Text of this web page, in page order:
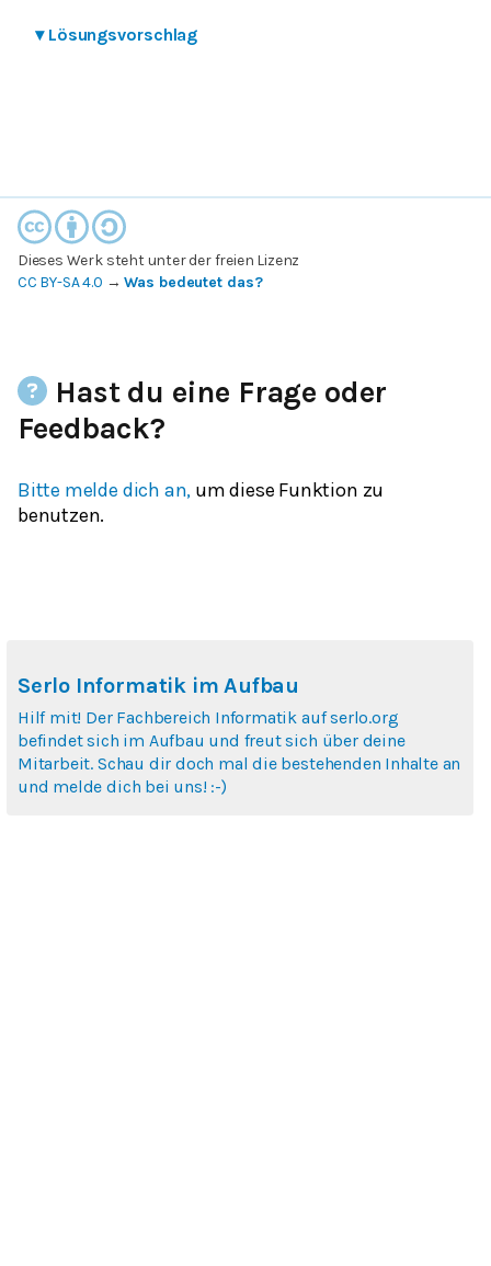
▾ Lösungsvorschlag
Dieses Werk steht unter der freien Lizenz
CC BY-SA 4.0 →Was bedeutet das?
Hast du eine Frage oder
Feedback?
Bitte melde dich an, um diese Funktion zu
benutzen.
Serlo Informatik im Aufbau
Hilf mit! Der Fachbereich Informatik auf serlo.org
befindet sich im Aufbau und freut sich über deine
Mitarbeit. Schau dir doch mal die bestehenden Inhalte an
und melde dich bei uns! :-)